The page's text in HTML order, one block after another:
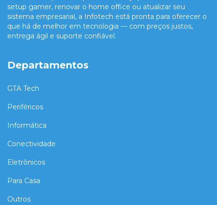
setup gamer, renovar o home office ou atualizar seu
sistema empresarial, a Infotech está pronta para oferecer o
que há de melhor em tecnologia — com preços justos,
entrega ágil e suporte confiável.
Departamentos
GTA Tech
Periféricos
Informática
Conectividade
Eletrônicos
Para Casa
Outros